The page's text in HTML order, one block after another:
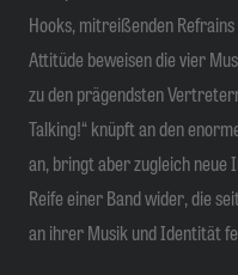
Hooks, mitreißenden
Attitüde beweisen die vier
zu den prägendsten
Talking!“ knüpft an den
an, bringt aber zugleich neue
Reife einer Band wider, die
an ihrer Musik und Identität